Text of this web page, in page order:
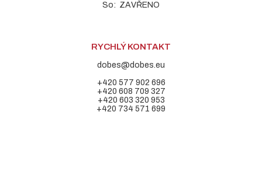
So: ZAVŘENO
RYCHLÝ KONTAKT
dobes@dobes.eu
+420 577 902 696
+420 608 709 327
+420 603 320 953
+420 734 571 699